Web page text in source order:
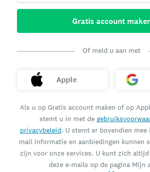
Gratis account
Of meld u aan met
Apple
Als u op Gratis account maken of op
stemt u in met de
privacybeleid. U stemt er bovendien
mail informatie en aanbiedingen kunnen
zijn voor onze services. U kunt zich
deze e-mails op de pagina Mijn